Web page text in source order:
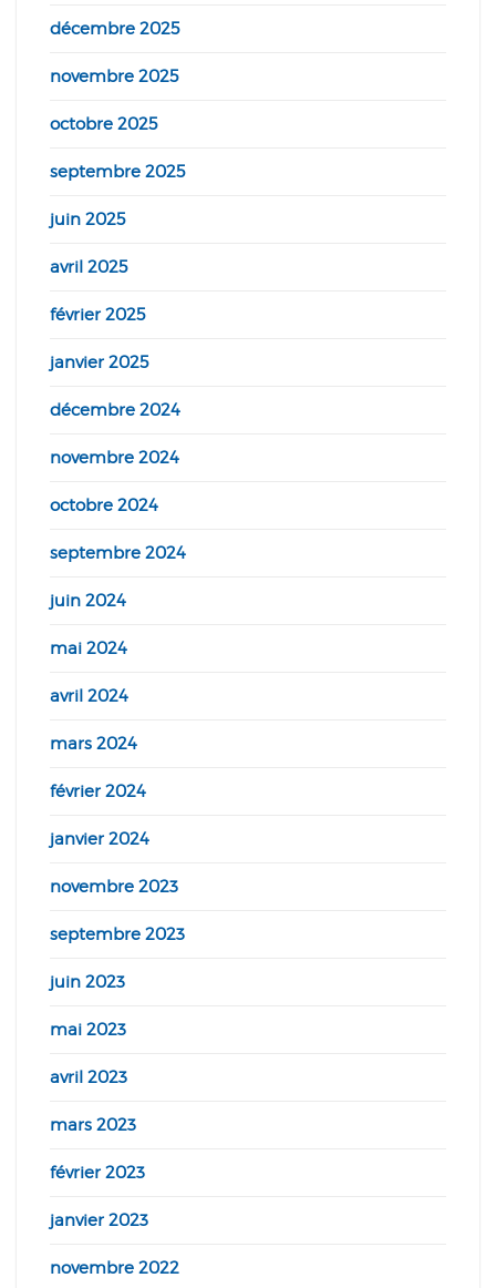
décembre 2025
novembre 2025
octobre 2025
septembre 2025
juin 2025
avril 2025
février 2025
janvier 2025
décembre 2024
novembre 2024
octobre 2024
septembre 2024
juin 2024
mai 2024
avril 2024
mars 2024
février 2024
janvier 2024
novembre 2023
septembre 2023
juin 2023
mai 2023
avril 2023
mars 2023
février 2023
janvier 2023
novembre 2022